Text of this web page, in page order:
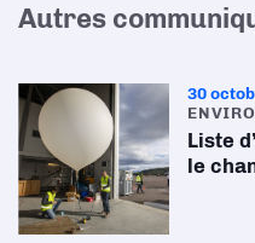
Autres
30
Liste
le